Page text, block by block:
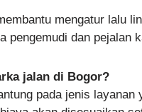
mengatur lalu
pengemudi dan pejalan
jalan di Bogor?
pada jenis